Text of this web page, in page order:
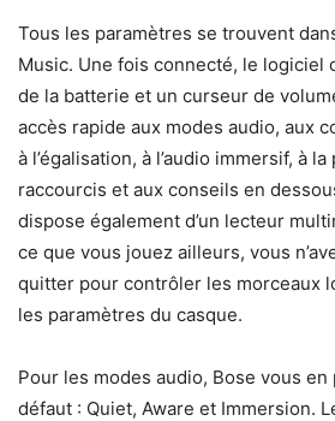
Tous les paramètres se trouvent
Music. Une fois connecté, le logiciel
de la batterie et un curseur de
accès rapide aux modes audio, aux
à l’égalisation, à l’audio immersif, à
raccourcis et aux conseils en
dispose également d’un lecteur
ce que vous jouez ailleurs, vous
quitter pour contrôler les morceaux
les paramètres du casque.
Pour les modes audio, Bose vous
défaut : Quiet, Aware et Immersion.